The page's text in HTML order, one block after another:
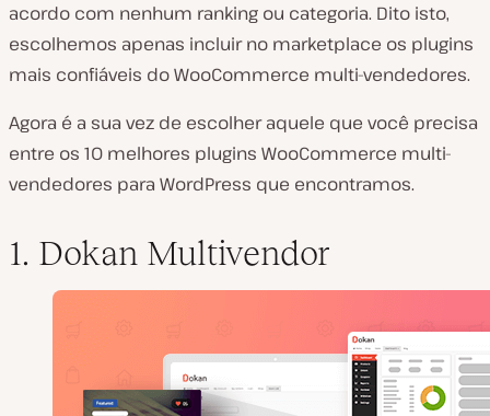
acordo com nenhum ranking ou categoria. Dito isto,
escolhemos apenas incluir no marketplace os plugins
mais confiáveis do WooCommerce multi-vendedores.
Agora é a sua vez de escolher aquele que você precisa
entre os 10 melhores plugins WooCommerce multi-
vendedores para WordPress que encontramos.
1. Dokan Multivendor